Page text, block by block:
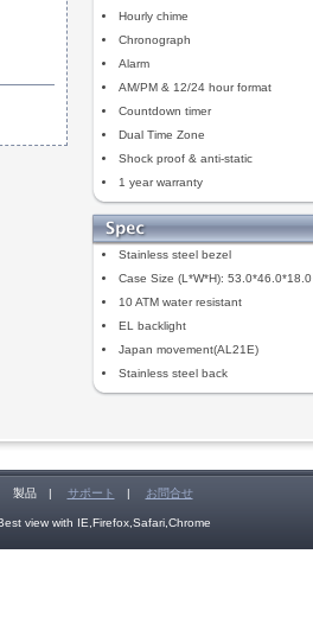
Hourly chime
Chronograph
Alarm
AM/PM & 12/24 hour format
Countdown timer
Dual Time Zone
Shock proof & anti-static
1 year warranty
Stainless steel bezel
Case Size (L*W*H): 53.0*46.0*18.0
10 ATM water resistant
EL backlight
Japan movement(AL21E)
Stainless steel back
製品 | サポート | お問合せ
view with IE,Firefox,Safari,Chrome